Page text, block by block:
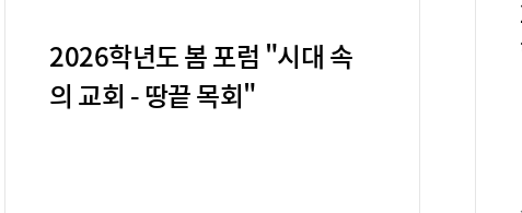
2026학년도 봄 포럼 "시대 속
의 교회 - 땅끝 목회"